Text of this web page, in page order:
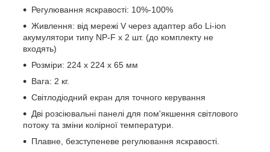
Регулювання яскравості: 10%-100%
Живлення: від мережі V через адаптер або Li-ion
акумулятори типу NP-F x 2 шт. (до комплекту не
входять)
Розміри: 224 x 224 x 65 мм
Вага: 2 кг.
Світлодіодний екран для точного керування
Дві розсіювальні панелі для пом'якшення світлового
потоку та зміни колірної температури.
Плавне, безступеневе регулювання яскравості.